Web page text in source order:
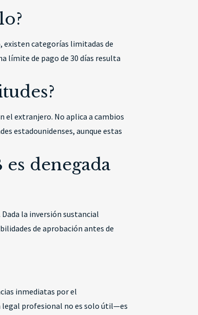
existen categorías limitadas de
límite de pago de 30 días resulta
el extranjero. No aplica a cambios
estadounidenses, aunque estas
denegada
la inversión sustancial
de aprobación antes de
inmediatas por el
legal profesional no es solo útil—es